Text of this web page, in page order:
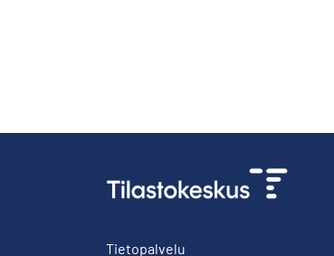
Tietopalvelu